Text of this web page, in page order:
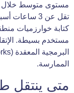
مستوى متوسط خلال
تقل عن 3
كتابة خوارزميات
مستخدم بسيطة.
الممارسة.